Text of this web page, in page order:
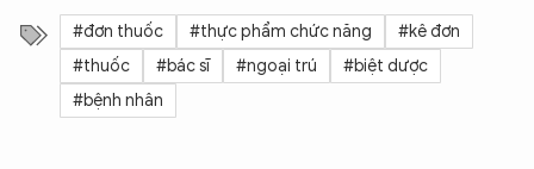
#đơn thuốc #thực phẩm chức năng
#kê đơn
#thuốc
#bác sĩ #ngoại trú
#biệt dược
#bệnh nhân